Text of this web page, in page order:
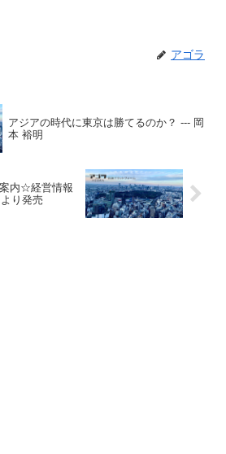
アゴラ
アジアの時代に東京は勝てるのか？ --- 岡
本 裕明
内☆経営情報
り発売